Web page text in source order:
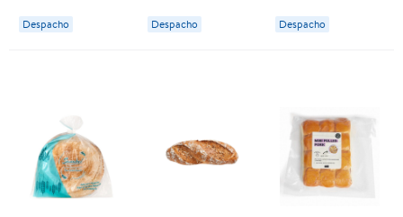
Despacho Despacho Despacho